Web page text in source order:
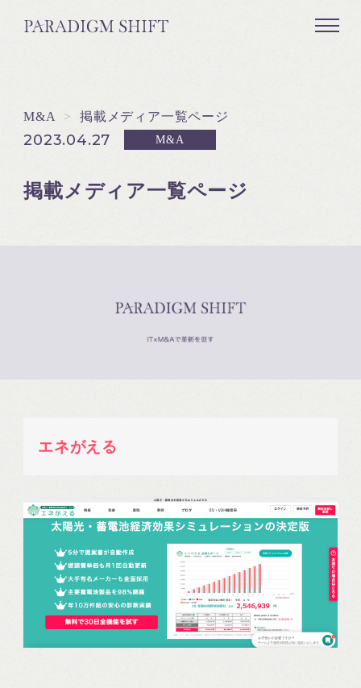
M&A > 掲載メディア一覧ページ
2023.04.27 M&A
掲載メディア一覧ページ
エネがえる